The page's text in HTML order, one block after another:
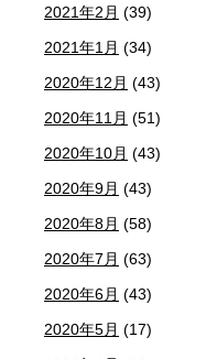
2021年2月 (39)
2021年1月 (34)
2020年12月 (43)
2020年11月 (51)
2020年10月 (43)
2020年9月 (43)
2020年8月 (58)
2020年7月 (63)
2020年6月 (43)
2020年5月 (17)